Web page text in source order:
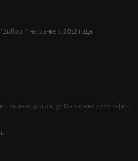
+" на рынке с 2012 года.
г.Зеленодольск, ул.Королева д.11Б, офис